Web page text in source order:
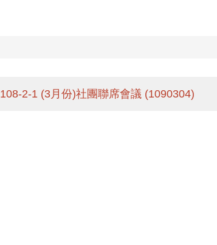
108-2-1 (3月份)社團聯席會議 (1090304)